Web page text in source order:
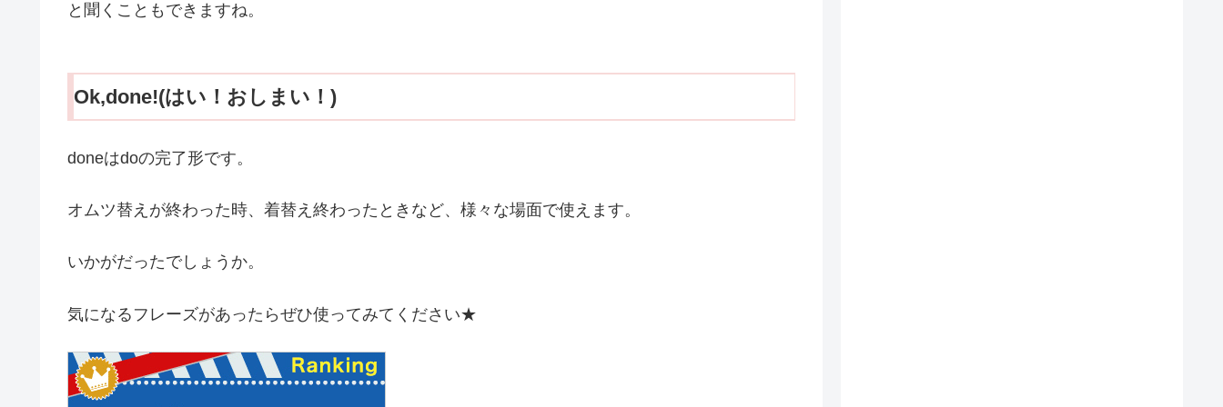
と聞くこともできますね。
Ok,done!(はい！おしまい！)
doneはdoの完了形です。
オムツ替えが終わった時、着替え終わったときなど、様々な場面で使えます。
いかがだったでしょうか。
気になるフレーズがあったらぜひ使ってみてください★